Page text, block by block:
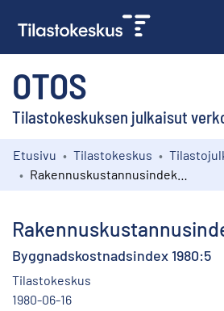
OTOS
Tilastokeskuksen julkaisut
Kokoelmat
Etusivu Tilastokeskus
Byggnadskostnadsindex 1980:5
Tilastokeskus
1980-06-16